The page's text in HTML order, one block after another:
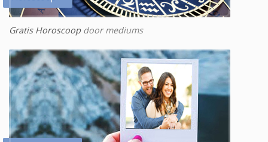
Gratis Horoscoopdoor mediums